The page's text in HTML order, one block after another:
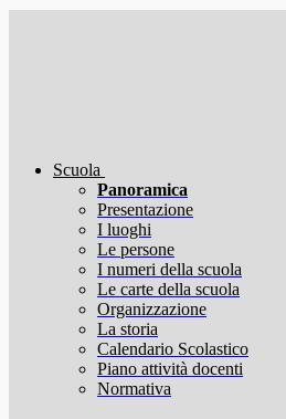
Scuola
Panoramica
Presentazione
I luoghi
Le persone
I numeri della scuola
Le carte della scuola
Organizzazione
La storia
Calendario Scolastico
Piano attività docenti
Normativa